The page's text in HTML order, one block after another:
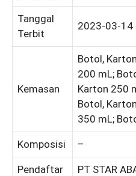
Tanggal
Terbit
2023-03-14
Kemasan
Botol,
200 mL;
Karton 250
Botol,
350 mL;
Komposisi –
Pendaftar PT STAR